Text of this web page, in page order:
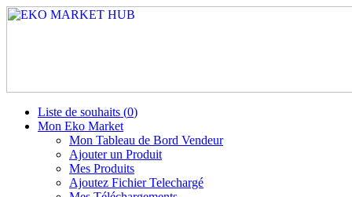
Liste de souhaits (0)
Mon Eko Market
Mon Tableau de Bord Vendeur
Ajouter un Produit
Mes Produits
Ajoutez Fichier Telechargé